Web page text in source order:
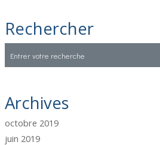
Rechercher
Archives
octobre 2019
juin 2019